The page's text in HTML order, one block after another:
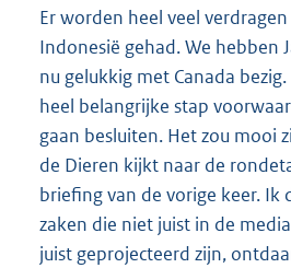
Er worden heel veel
Indonesië gehad. We hebben
nu gelukkig met Canada
heel belangrijke stap
gaan besluiten. Het zou mooi
de Dieren kijkt naar de
briefing van de vorige keer. Ik
zaken die niet juist in de
juist geprojecteerd zijn,